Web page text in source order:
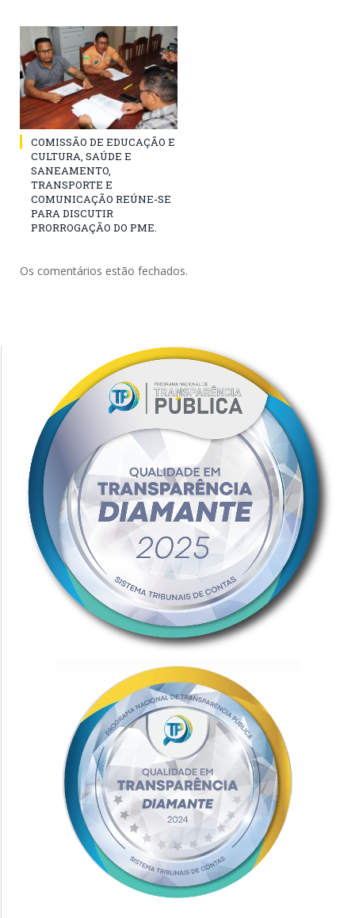
COMISSÃO DE EDUCAÇÃO E
CULTURA, SAÚDE E
SANEAMENTO,
TRANSPORTE E
COMUNICAÇÃO REÚNE-SE
PARA DISCUTIR
PRORROGAÇÃO DO PME.
Os comentários estão fechados.